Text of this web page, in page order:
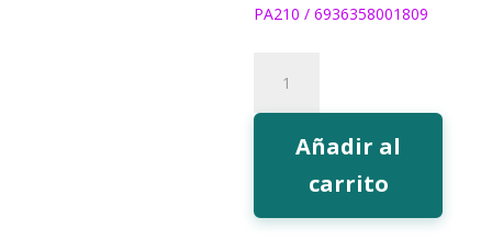
PA210 / 6936358001809
Pantum
PA210
Añadir al
carrito